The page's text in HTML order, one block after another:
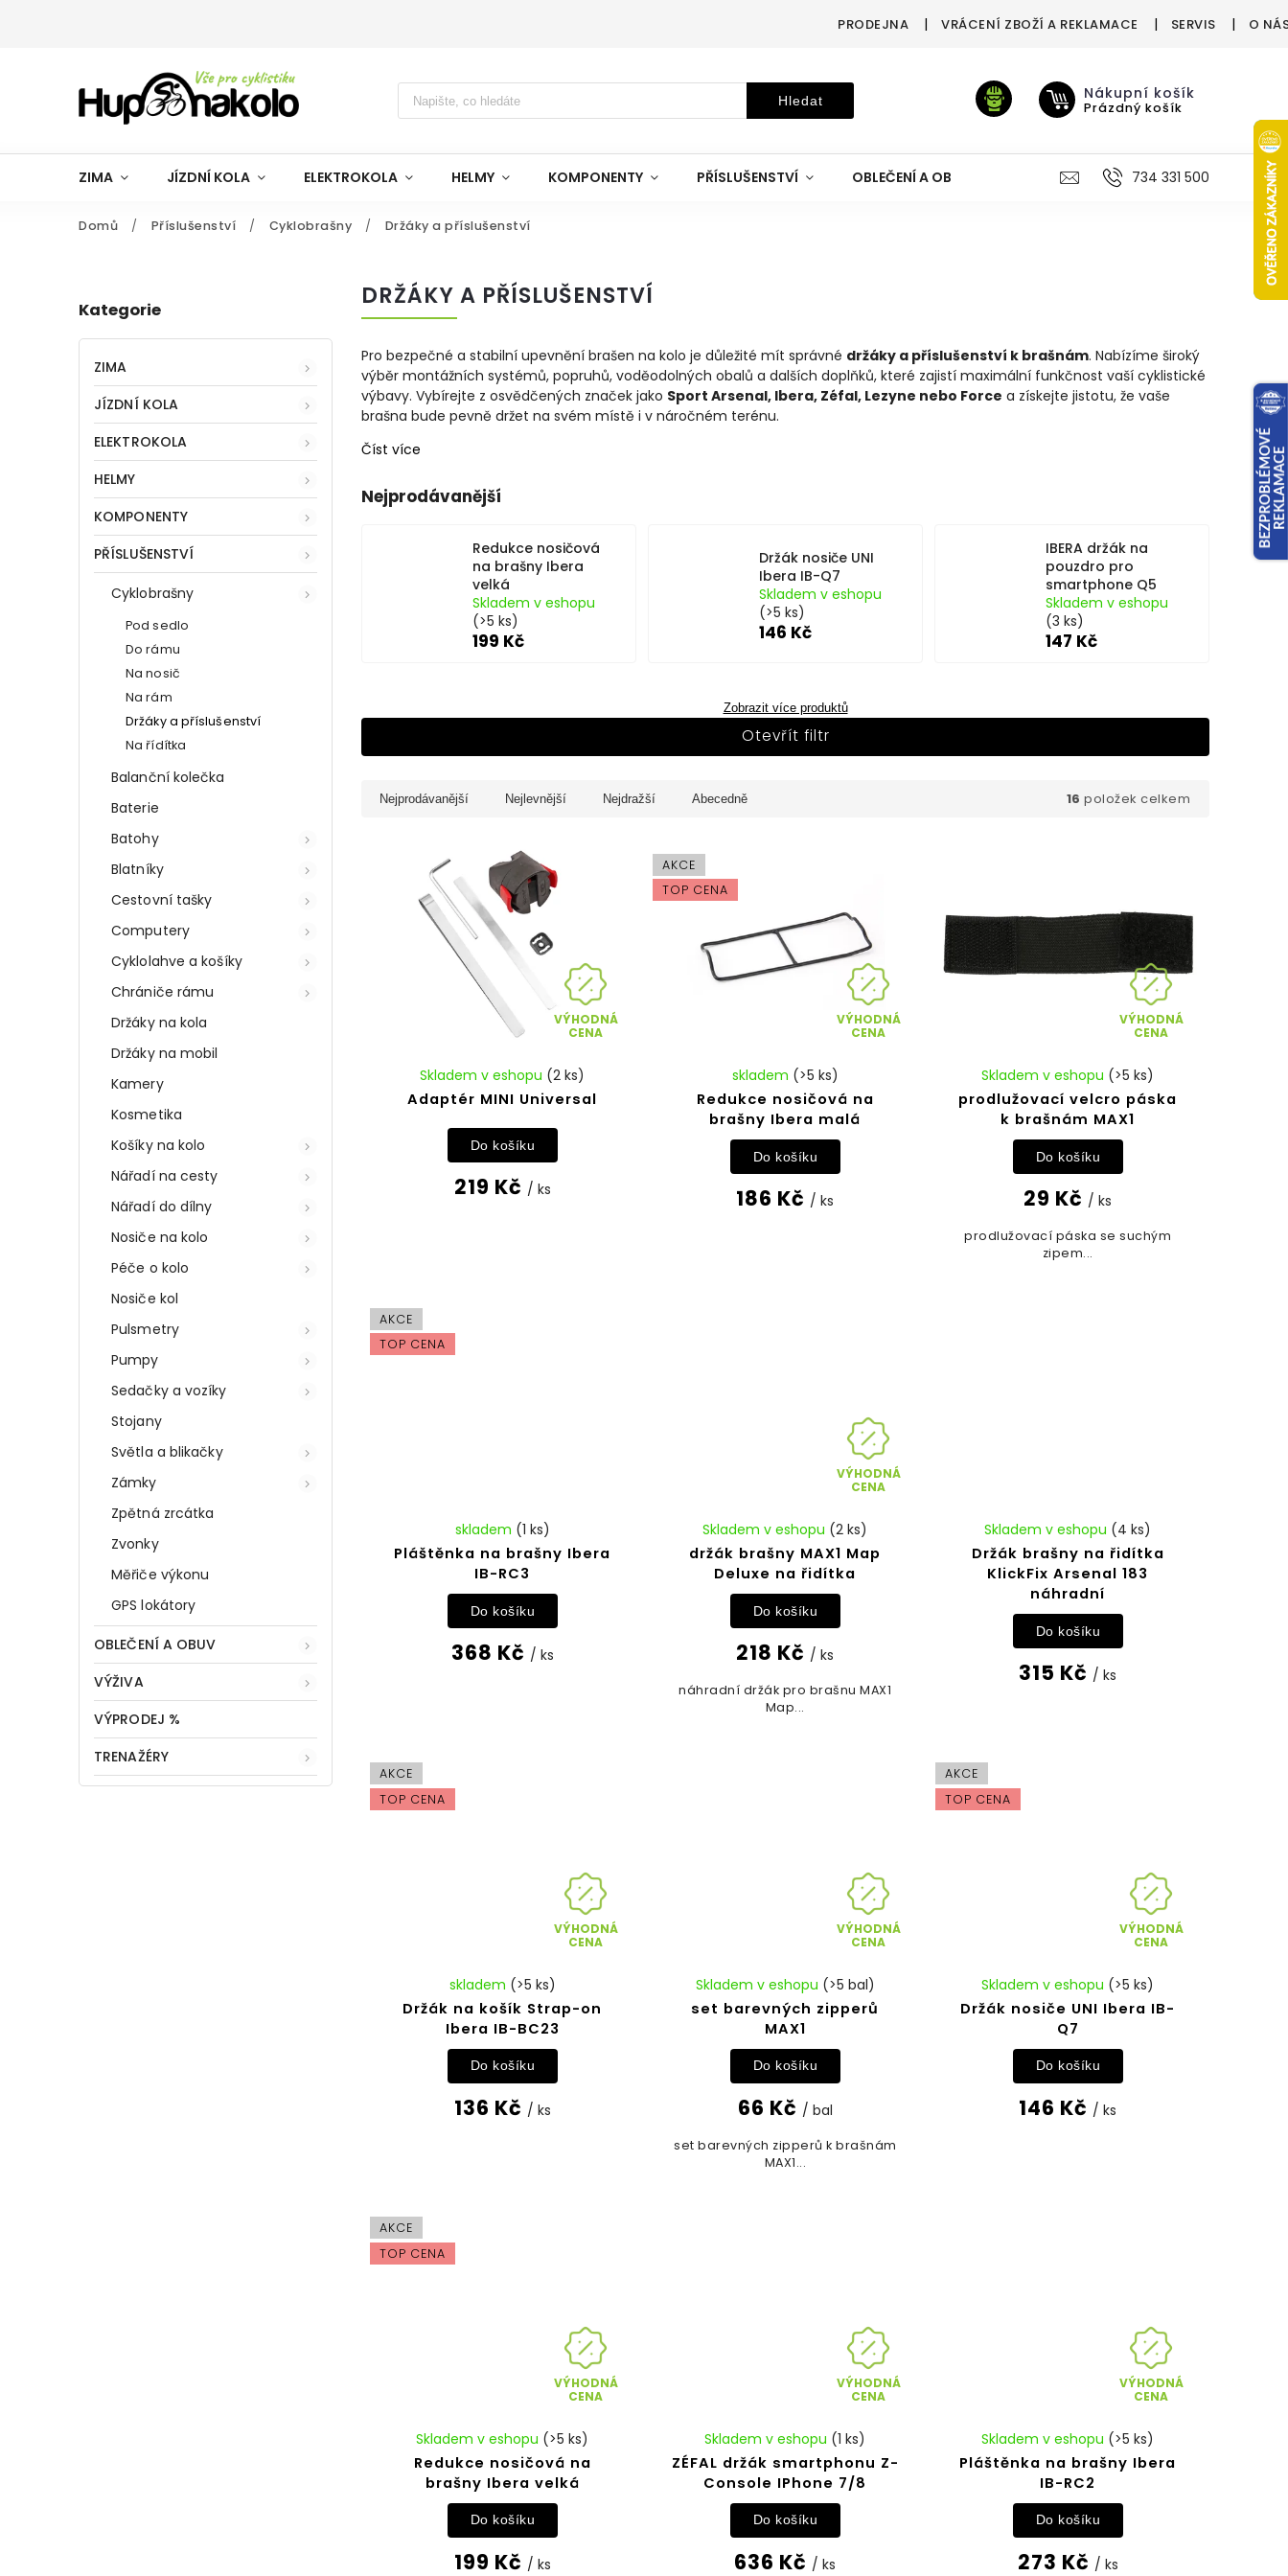
PRODEJNA VRÁCENÍ ZBOŽÍ A REKLAMACE SERVIS O
Hledat Nákupní košík
Prázdný košík
ZIMA JÍZDNÍ KOLA ELEKTROKOLA HELMY KOMPONENTY PŘÍSLUŠENSTVÍ OBLEČENÍ A OBUV VÝŽIVA VÝPRODEJ %
734 331 500
Domů / Příslušenství / Cyklobrašny / Držáky a příslušenství
Kategorie
ZIMA
JÍZDNÍ KOLA
ELEKTROKOLA
HELMY
KOMPONENTY
PŘÍSLUŠENSTVÍ
Cyklobrašny
Pod sedlo
Do rámu
Na nosič
Na rám
Držáky a příslušenství
Na řídítka
Balanční kolečka
Baterie
Batohy
Blatníky
Cestovní tašky
Computery
Cyklolahve a košíky
Chrániče rámu
Držáky na kola
Držáky na mobil
Kamery
Kosmetika
Košíky na kolo
Nářadí na cesty
Nářadí do dílny
Nosiče na kolo
Péče o kolo
Nosiče kol
Pulsmetry
Pumpy
Sedačky a vozíky
Stojany
Světla a blikačky
Zámky
Zpětná zrcátka
Zvonky
Měřiče výkonu
GPS lokátory
OBLEČENÍ A OBUV
VÝŽIVA
VÝPRODEJ %
TRENAŽÉRY
DRŽÁKY A PŘÍSLUŠENSTVÍ
Pro bezpečné a stabilní upevnění brašen na kolo je důležité mít správné držáky a příslušenství k brašnám. Nabízíme široký
výběr montážních systémů, popruhů, voděodolných obalů a dalších doplňků, které zajistí maximální funkčnost vaší cyklistické
výbavy. Vybírejte z osvědčených značek jako Sport Arsenal, Ibera, Zéfal, Lezyne nebo Force a získejte jistotu, že vaše
brašna bude pevně držet na svém místě i v náročném terénu.
Číst více
Nejprodávanější
Redukce nosičová
na brašny Ibera
velká
Skladem v eshopu
(>5 ks)
199 Kč
Držák nosiče UNI
Ibera IB-Q7
Skladem v eshopu
(>5 ks)
146 Kč
IBERA držák na
pouzdro pro
smartphone Q5
Skladem v eshopu
(3 ks)
147 Kč
Zobrazit více produktů
Otevřít filtr
Nejprodávanější Nejlevnější Nejdražší Abecedně 16 položek celkem
VÝHODNÁ
CENA
Adaptér MINI Universal
Skladem v eshopu (2 ks)
219 Kč / ks
Do košíku
AKCE
TOP CENA
VÝHODNÁ
CENA
Redukce nosičová na
brašny Ibera malá
skladem (>5 ks)
186 Kč / ks
Do košíku
VÝHODNÁ
CENA
prodlužovací velcro páska
k brašnám MAX1
Skladem v eshopu (>5 ks)
29 Kč / ks
Do košíku
prodlužovací páska se suchým
zipem...
AKCE
TOP CENA
Pláštěnka na brašny Ibera
IB-RC3
skladem (1 ks)
368 Kč / ks
Do košíku
VÝHODNÁ
CENA
držák brašny MAX1 Map
Deluxe na řidítka
Skladem v eshopu (2 ks)
218 Kč / ks
Do košíku
náhradní držák pro brašnu MAX1
Map...
Držák brašny na řidítka
KlickFix Arsenal 183
náhradní
Skladem v eshopu (4 ks)
315 Kč / ks
Do košíku
AKCE
TOP CENA
VÝHODNÁ
CENA
Držák na košík Strap-on
Ibera IB-BC23
skladem (>5 ks)
136 Kč / ks
Do košíku
VÝHODNÁ
CENA
set barevných zipperů
MAX1
Skladem v eshopu (>5 bal)
66 Kč / bal
Do košíku
set barevných zipperů k brašnám
MAX1...
AKCE
TOP CENA
VÝHODNÁ
CENA
Držák nosiče UNI Ibera IB-
Q7
Skladem v eshopu (>5 ks)
146 Kč / ks
Do košíku
AKCE
TOP CENA
VÝHODNÁ
CENA
Redukce nosičová na
brašny Ibera velká
Skladem v eshopu (>5 ks)
199 Kč / ks
Do košíku
VÝHODNÁ
CENA
ZÉFAL držák smartphonu Z-
Console IPhone 7/8
Skladem v eshopu (1 ks)
636 Kč / ks
Do košíku
VÝHODNÁ
CENA
Pláštěnka na brašny Ibera
IB-RC2
Skladem v eshopu (>5 ks)
273 Kč / ks
Do košíku